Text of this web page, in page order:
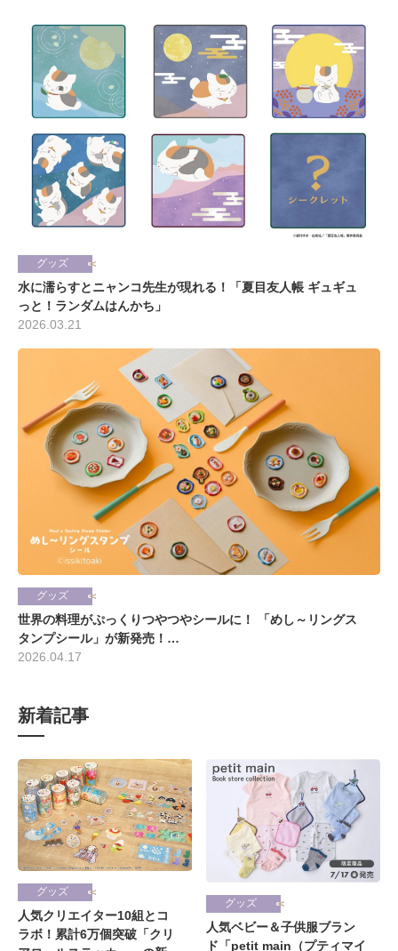
グッズ
水に濡らすとニャンコ先生が現れる！「夏目友人帳 ギュギュ
っと！ランダムはんかち」
2026.03.21
グッズ
世界の料理がぷっくりつやつやシールに！ 「めし～リングス
タンプシール」が新発売！…
2026.04.17
新着記事
グッズ
人気クリエイター10組とコ
ラボ！累計6万個突破「クリ
グッズ
人気ベビー＆子供服ブラン
ド「petit main（プティマイ